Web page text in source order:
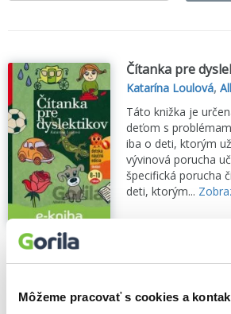
Môžeme pracovať s cookies a
Čítanka pre
Katarína Loulová,
Táto knižka je
deťom s
iba o deti, ktorým
vývinová porucha
špecifická porucha
deti, ktorým...